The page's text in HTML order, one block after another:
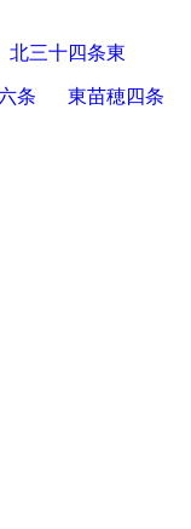
北三十四条東
条 東苗穂四条